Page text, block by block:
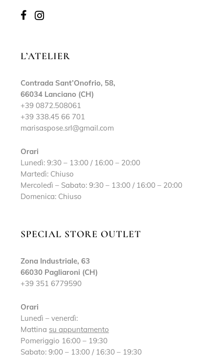
L’ATELIER
Contrada Sant’Onofrio, 58,
66034 Lanciano (CH)
+39 0872.508061
+39 338.45 66 701
marisaspose.srl@gmail.com
Orari
Lunedì: 9:30 – 13:00 / 16:00 – 20:00
Martedì: Chiuso
Mercoledì – Sabato: 9:30 – 13:00 / 16:00 – 20:00
Domenica: Chiuso
SPECIAL STORE OUTLET
Zona Industriale, 63
66030 Pagliaroni (CH)
+39 351 6779590
Orari
Lunedì – venerdì:
Mattina su appuntamento
Pomeriggio 16:00 – 19:30
Sabato: 9:00 – 13:00 / 16:30 – 19:30